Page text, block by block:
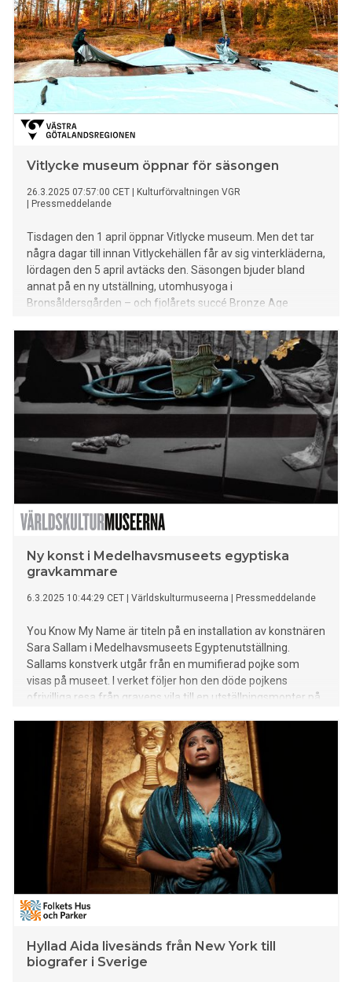
Vitlycke museum öppnar för säsongen
26.3.2025 07:57:00 CET
Kulturförvaltningen VGR
Pressmeddelande
Tisdagen den 1 april öppnar Vitlycke museum. Men det tar
några dagar till innan Vitlyckehällen får av sig vinterkläderna,
lördagen den 5 april avtäcks den. Säsongen bjuder bland
annat på en ny utställning, utomhusyoga i
Bronsåldersgården – och fjolårets succé Bronze Age
Ny konst i Medelhavsmuseets egyptiska
gravkammare
6.3.2025 10:44:29 CET Världskulturmuseerna Pressmeddelande
You Know My Name är titeln på en installation av konstnären
Sara Sallam i Medelhavsmuseets Egyptenutställning.
Sallams konstverk utgår från en mumifierad pojke som
visas på museet. I verket följer hon den döde pojkens
ofrivilliga resa från gravens vila till en utställningsmonter på
Beskow tillbaka till Sverige efter ett år av resande genom
antika städer och bibliska platser. Med sig till Sverige hade
han bland annat den mumifierade kroppen av en egyptisk
prinsessa – eller det var åtminstone vad han trodde. 150 år
senare undersöktes kvarlevorna på nytt och det visade sig
att ”prinsessan” i själva verket var en pojke. Kroppen har
sedan sin ankomst flyttats runt och undersökts flera gånger
för att slutligen hamna i en monter på Medelhavsmuseet.
Förra året hade Sara Sallam ett konstnärsresidens på
Medelhavsmuseet, där hon fokuserade på utställningen om
det forntida Egypten. Sallam är född i Kairo och i sin
konstpraktik återberättar hon
Hyllad Aida livesänds från New York till
biografer i Sverige